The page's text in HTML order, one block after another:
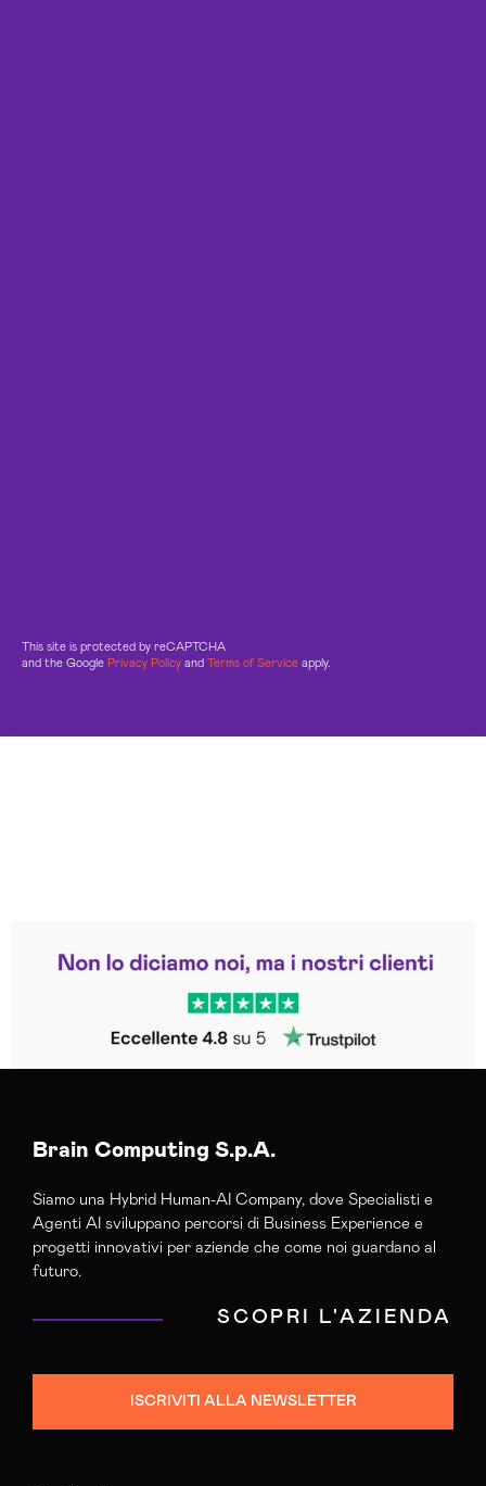
This site is protected by reCAPTCHA
and the Google Privacy Policy and Terms of Service apply.
Trustpilot
Brain Computing S.p.A.
Siamo una Hybrid Human-AI Company, dove Specialisti e
Agenti AI sviluppano percorsi di Business Experience e
progetti innovativi per aziende che come noi guardano al
futuro.
SCOPRI L'AZIENDA
ISCRIVITI ALLA NEWSLETTER